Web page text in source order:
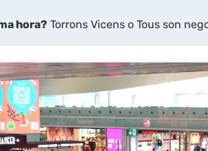
hora? Torrons Vicens o Tous son